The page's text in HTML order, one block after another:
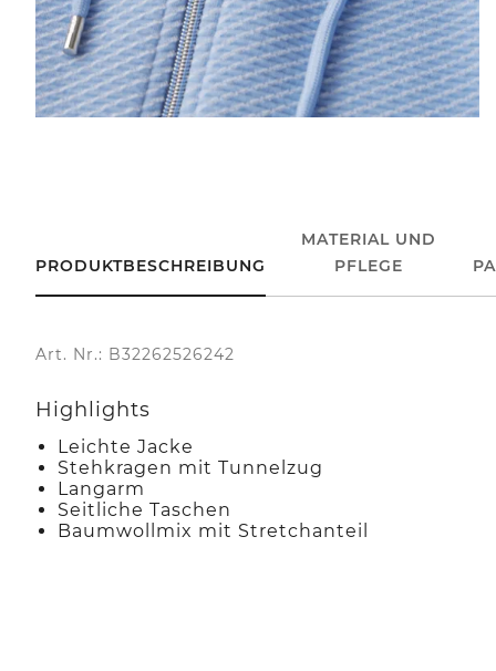
PRODUKTBESCHREIBUNG
MATERIAL UND
PFLEGE
Art. Nr.: B32262526242
Highlights
Leichte Jacke
Stehkragen mit Tunnelzug
Langarm
Seitliche Taschen
Baumwollmix mit Stretchanteil